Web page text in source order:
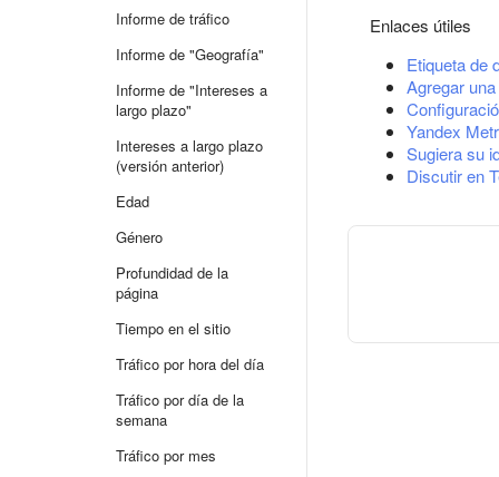
Informe de tráfico
Informe de "Geografía"
Informe de "Intereses a
largo plazo"
Intereses a largo plazo
(versión anterior)
Edad
Género
Profundidad de la
página
Tiempo en el sitio
Tráfico por hora del día
Tráfico por día de la
semana
Tráfico por mes
Enlaces útiles
Etiqueta de
Agregar
Yandex
Sugiera su
Discutir en